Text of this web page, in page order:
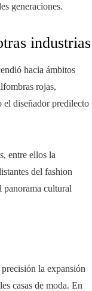
generaciones.
industrias
hacia ámbitos
rojas,
el diseñador predilecto
entre ellos la
del fashion
panorama cultural
la expansión
casas de moda. En